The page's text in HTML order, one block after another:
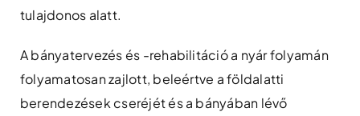
tulajdonos alatt.
A bányatervezés és -rehabilitáció a nyár folyamán
folyamatosan zajlott, beleértve a földalatti
berendezések cseréjét és a bányában lévő